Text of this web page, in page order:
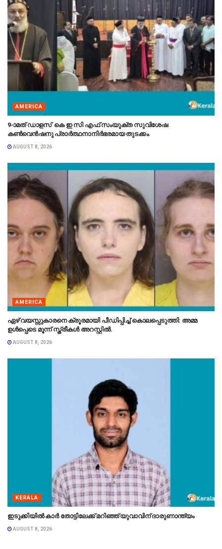
AMERICA
9-ാമത് ഡാളസ് കെ ഇ സി എഫ് സംയുക്ത സുവിശേഷ
കൺവെൻഷനു പ്രാർത്ഥനാനിർഭരമായ തുടക്കം.
AUGUST 8, 2026
AMERICA
ഏഴ് വയസ്സുകാരനെ ക്രൂരമായി പീഡിപ്പിച്ച് കൊലപ്പെടുത്തി: അമ്മ
ഉൾപ്പെടെ മൂന്ന് സ്ത്രീകൾ അറസ്റ്റിൽ.
AUGUST 8, 2026
KERALA
ഇടുക്കിയിൽ കാർ തോട്ടിലേക്ക് മറിഞ്ഞ് യുവാവിന് ദാരുണാന്ത്യം
AUGUST 8, 2026